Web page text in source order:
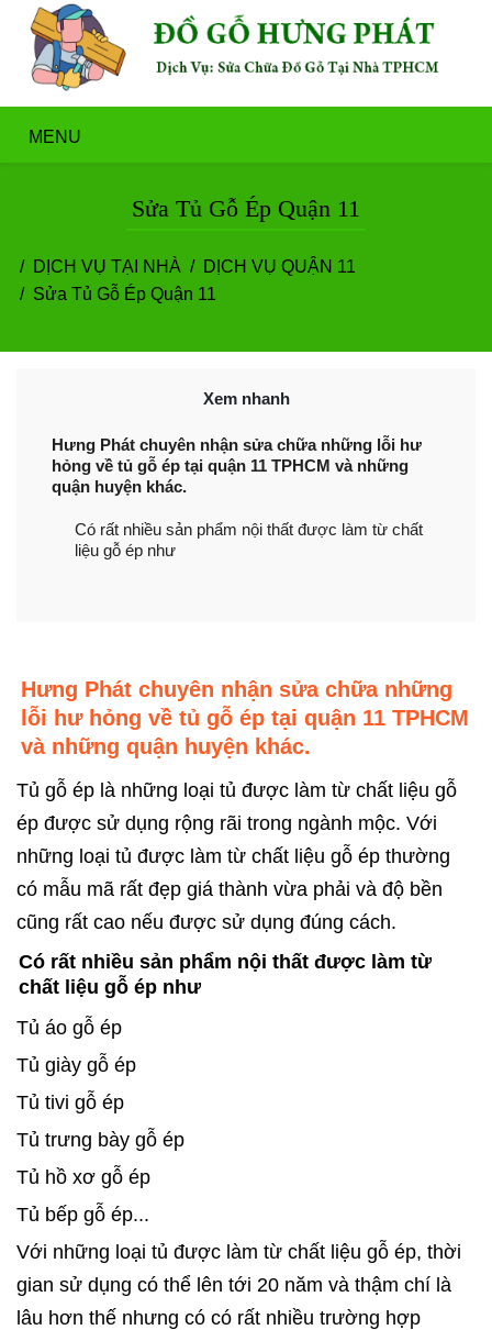
MENU
Sửa Tủ Gỗ Ép Quận 11
DỊCH VỤ TẠI NHÀ
DỊCH VỤ QUẬN 11
Sửa Tủ Gỗ Ép Quận 11
Xem nhanh
Hưng Phát chuyên nhận sửa chữa những lỗi hư
hỏng về tủ gỗ ép tại quận 11 TPHCM và những
quận huyện khác.
Có rất nhiều sản phẩm nội thất được làm từ chất
liệu gỗ ép như
Hưng Phát chuyên nhận sửa chữa những
lỗi hư hỏng về tủ gỗ ép tại quận 11 TPHCM
và những quận huyện khác.
Tủ gỗ ép là những loại tủ được làm từ chất liệu gỗ
ép được sử dụng rộng rãi trong ngành mộc. Với
những loại tủ được làm từ chất liệu gỗ ép thường
có mẫu mã rất đẹp giá thành vừa phải và độ bền
cũng rất cao nếu được sử dụng đúng cách.
Có rất nhiều sản phẩm nội thất được làm từ
chất liệu gỗ ép như
Tủ áo gỗ ép
Tủ giày gỗ ép
Tủ tivi gỗ ép
Tủ trưng bày gỗ ép
Tủ hồ xơ gỗ ép
Tủ bếp gỗ ép...
Với những loại tủ được làm từ chất liệu gỗ ép, thời
gian sử dụng có thể lên tới 20 năm và thậm chí là
lâu hơn thế nhưng có có rất nhiều trường hợp